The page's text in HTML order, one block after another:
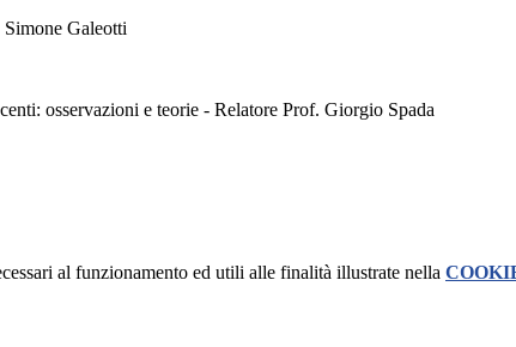
Galeotti
osservazioni e teorie - Relatore Prof. Giorgio Spada
al funzionamento ed utili alle finalità illustrate nella